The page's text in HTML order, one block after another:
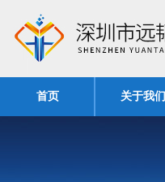
首页 关于我们